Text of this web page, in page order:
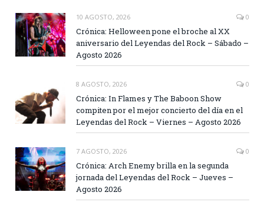
10 AGOSTO, 2026 0
Crónica: Helloween pone el broche al XX
aniversario del Leyendas del Rock – Sábado –
Agosto 2026
8 AGOSTO, 2026 0
Crónica: In Flames y The Baboon Show
compiten por el mejor concierto del día en el
Leyendas del Rock – Viernes – Agosto 2026
7 AGOSTO, 2026 0
Crónica: Arch Enemy brilla en la segunda
jornada del Leyendas del Rock – Jueves –
Agosto 2026